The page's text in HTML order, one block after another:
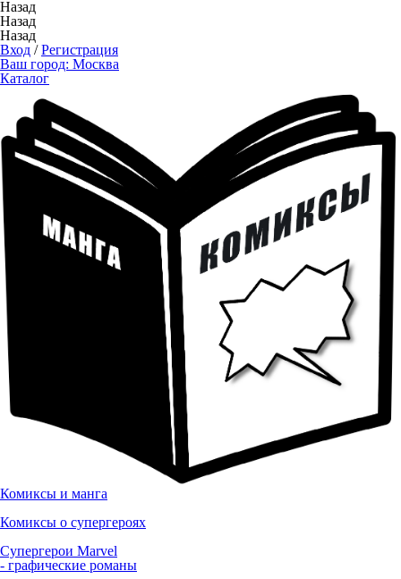
Назад
Назад
Назад
Вход /Регистрация
Ваш город: Москва
Каталог
Комиксы и манга
Комиксы о супергероях
Супергерои Marvel
- графические романы